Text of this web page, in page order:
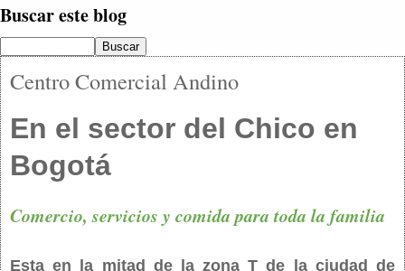
Buscar este blog
Centro Comercial Andino
En el sector del Chico en
Bogotá
Comercio, servicios y comida para toda la familia
Esta en la mitad de la zona T de la ciudad de